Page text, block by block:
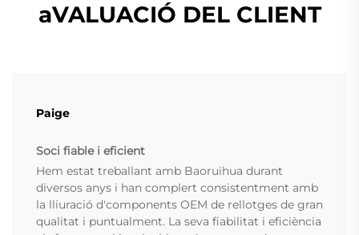
aVALUACIÓ DEL CLIENT
Paige
Soci fiable i eficient
Hem estat treballant amb Baoruihua durant
diversos anys i han complert consistentment amb
la lliuració d'components OEM de rellotges de gran
qualitat i puntualment. La seva fiabilitat i eficiència